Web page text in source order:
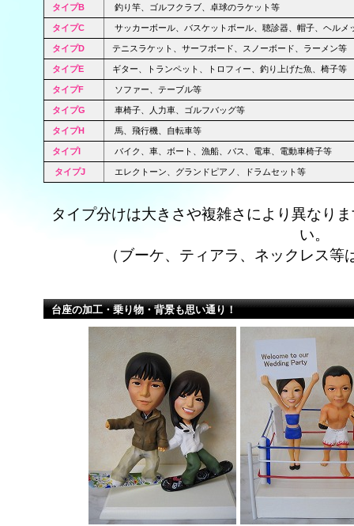
タイプB 釣り竿、ゴルフクラブ、卓球のラケット等
タイプC サッカーボール、バスケットボール、聴診器、帽子、ヘルメ
タイプD テニスラケット、サーフボード、スノーボード、ラーメン等
タイプE ギター、トランペット、トロフィー、釣り上げた魚、椅子等
タイプF ソファー、テーブル等
タイプG 車椅子、人力車、ゴルフバッグ等
タイプH 馬、飛行機、自転車等
タイプI バイク、車、ボート、漁船、バス、電車、電動車椅子等
タイプJ エレクトーン、グランドピアノ、ドラムセット等
タイプ分けは大きさや複雑さにより異なり
い。
（ブーケ、ティアラ、ネックレス
台座の加工・乗り物・背景も思い通り！